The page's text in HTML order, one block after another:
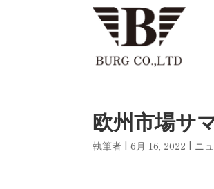
欧州市場サ
執筆者 |6月 16, 2022 | ニ